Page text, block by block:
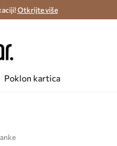
48 sati >
Otkrijte više
Poklon kartica